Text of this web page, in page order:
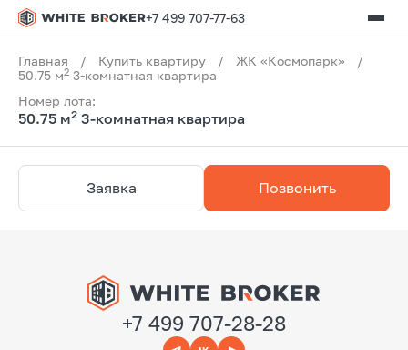
+7 499 707-77-63
Главная / Купить квартиру / ЖК «Космопарк»
/
50.75 м2 3-комнатная квартира
Номер лота:
50.75 м2 3-комнатная квартира
Заявка Позвонить
+7 499 707-28-28